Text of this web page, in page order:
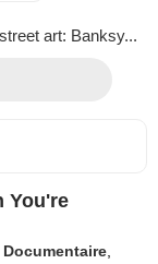
art: Banksy...
You're
Documentaire